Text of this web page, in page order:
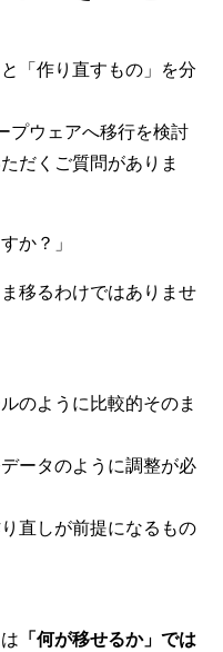
「作り直すもの」を分
プウェアへ移行を検討
だくご質問がありま
か？」
移るわけではありませ
のように比較的そのま
ータのように調整が必
直しが前提になるもの
「何が移せるか」では